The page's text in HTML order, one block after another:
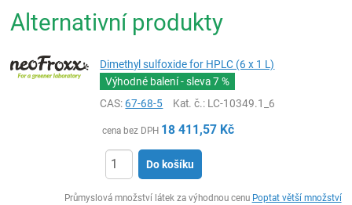
Alternativní produkty
Dimethyl sulfoxide for HPLC (6 x 1 L)
Výhodné balení - sleva7 %
CAS:67-68-5 Kat. č.: LC-10349.1_6
cena bez DPH 18 411,57 Kč
Do košíku
Průmyslová množství látek za výhodnou cenu Poptat větší množství